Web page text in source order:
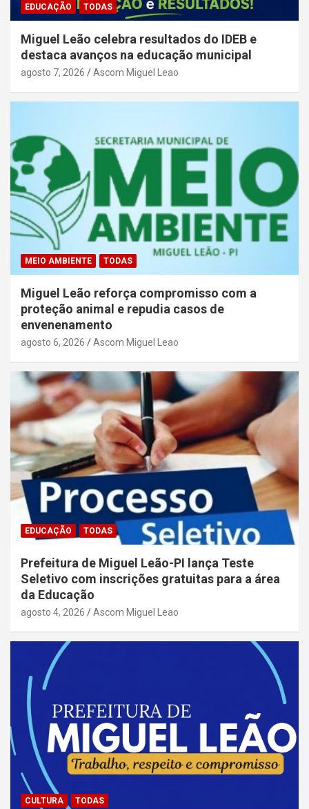
EDUCAÇÃO TODAS
Miguel Leão celebra resultados do IDEB e
destaca avanços na educação municipal
agosto 7, 2026 Ascom Miguel Leao
MEIO AMBIENTE TODAS
Miguel Leão reforça compromisso com a
proteção animal e repudia casos de
envenenamento
agosto 6, 2026 Ascom Miguel Leao
EDUCAÇÃO TODAS
Prefeitura de Miguel Leão-PI lança Teste
Seletivo com inscrições gratuitas para a área
da Educação
agosto 4, 2026 Ascom Miguel Leao
CULTURA TODAS